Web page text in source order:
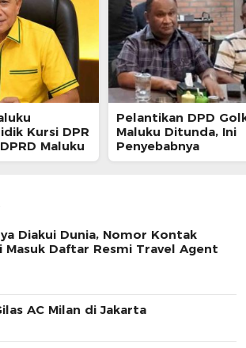
Kursi DPR
Maluku
Pelantikan DPD
Maluku Ditunda, Ini
Penyebabnya
Diakui Dunia, Nomor Kontak
Masuk Daftar Resmi Travel Agent
AC Milan di Jakarta